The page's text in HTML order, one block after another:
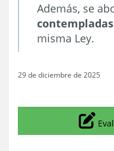
Además, se
misma Ley.
29 de diciembre de 2025